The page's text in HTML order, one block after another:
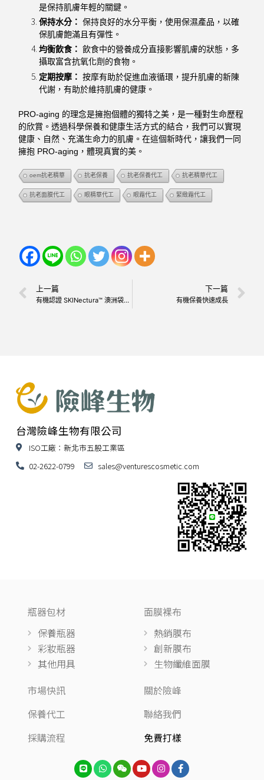
是保持肌膚年輕的關鍵。
保持水分： 保持良好的水分平衡，使用保濕產品，以確
保肌膚飽滿且有彈性。
均衡飲食： 飲食中的營養成分直接影響肌膚的狀態，多
攝取富含抗氧化劑的食物。
定期按摩： 按摩有助於促進血液循環，提升肌膚的新陳
代謝，有助於維持肌膚的健康。
PRO-aging 的理念是擁抱個體的獨特之美，是一種對生命歷程
的欣賞。透過科學保養和健康生活方式的結合，我們可以實現
健康、自然、充滿生命力的肌膚。在這個新時代，讓我們一同
擁抱 PRO-aging，體現真實的美。
oem抗老精華 抗老保養 抗老保養代工 抗老精華代工
抗老面膜代工 眼精華代工 眼霜代工 緊緻霜代工
上一篇
有機認證 SKINectura™ 澳洲袋鼠花萃取
下一篇
有機保養快速成長
台灣險峰生物有限公司
ISO工廠：新北市五股工業區
02-2622-0799
sales@venturescosmetic.com
瓶器包材
保養瓶器
彩妝瓶器
其他用具
面膜裸布
熱銷膜布
創新膜布
生物纖維面膜
市場快訊
保養代工
採購流程
關於險峰
聯絡我們
免費打樣